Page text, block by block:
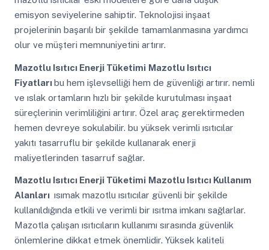
emisyon seviyelerine sahiptir. Teknolojisi inşaat
projelerinin başarılı bir şekilde tamamlanmasına yardımcı
olur ve müşteri memnuniyetini artırır.
Mazotlu Isıtıcı Enerji Tüketimi Mazotlu Isıtıcı
Fiyatlarıbu hem işlevselliği hem de güvenliği artırır. nemli
ve ıslak ortamların hızlı bir şekilde kurutulması inşaat
süreçlerinin verimliliğini artırır. Özel araç gerektirmeden
hemen devreye sokulabilir. bu yüksek verimli ısıtıcılar
yakıtı tasarruflu bir şekilde kullanarak enerji
maliyetlerinden tasarruf sağlar.
Mazotlu Isıtıcı Enerji Tüketimi Mazotlu Isıtıcı Kullanım
Alanları ısımak mazotlu ısıtıcılar güvenli bir şekilde
kullanıldığında etkili ve verimli bir ısıtma imkanı sağlarlar.
Mazotla çalışan ısıtıcıların kullanımı sırasında güvenlik
önlemlerine dikkat etmek önemlidir. Yüksek kaliteli